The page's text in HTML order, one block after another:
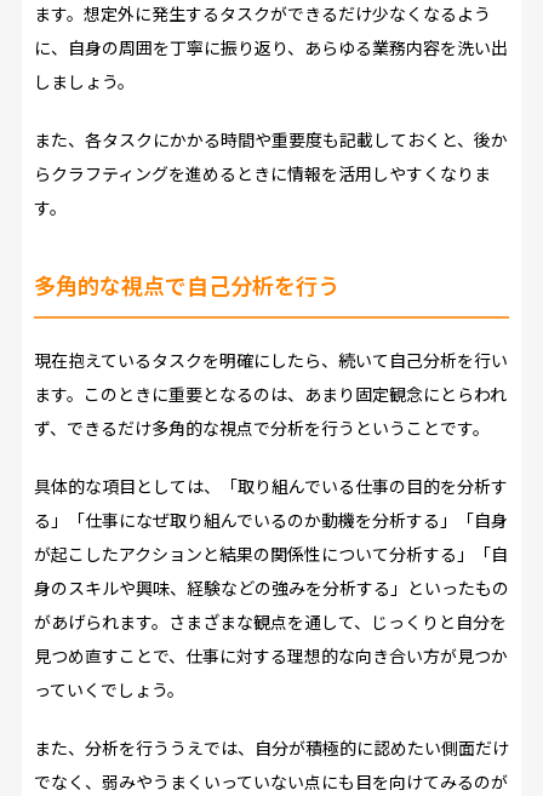
ます。想定外に発生するタスクができるだけ少なくなるよう
に、自身の周囲を丁寧に振り返り、あらゆる業務内容を洗い出
しましょう。
また、各タスクにかかる時間や重要度も記載しておくと、後か
らクラフティングを進めるときに情報を活用しやすくなりま
す。
多角的な視点で自己分析を行う
現在抱えているタスクを明確にしたら、続いて自己分析を行い
ます。このときに重要となるのは、あまり固定観念にとらわれ
ず、できるだけ多角的な視点で分析を行うということです。
具体的な項目としては、「取り組んでいる仕事の目的を分析す
る」「仕事になぜ取り組んでいるのか動機を分析する」「自身
が起こしたアクションと結果の関係性について分析する」「自
身のスキルや興味、経験などの強みを分析する」といったもの
があげられます。さまざまな観点を通して、じっくりと自分を
見つめ直すことで、仕事に対する理想的な向き合い方が見つか
っていくでしょう。
また、分析を行ううえでは、自分が積極的に認めたい側面だけ
でなく、弱みやうまくいっていない点にも目を向けてみるのが